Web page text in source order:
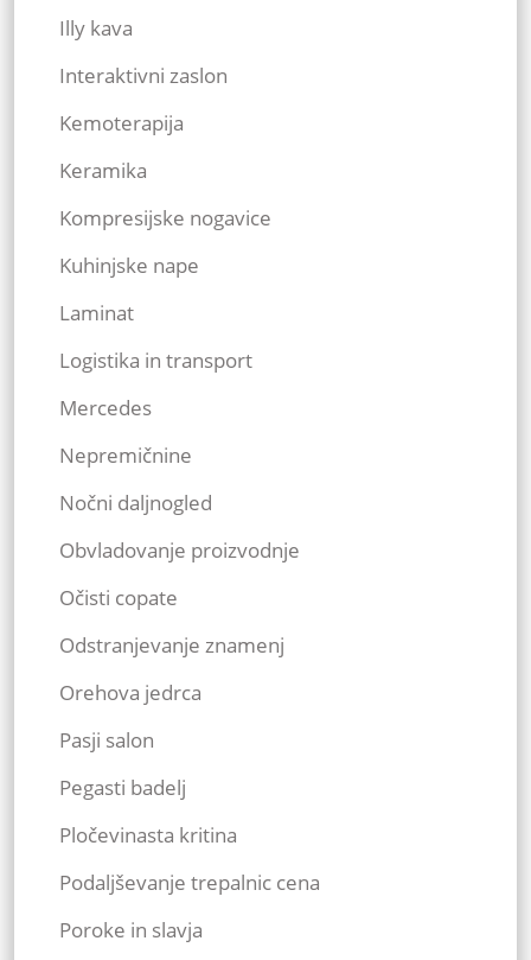
Illy kava
Interaktivni zaslon
Kemoterapija
Keramika
Kompresijske nogavice
Kuhinjske nape
Laminat
Logistika in transport
Mercedes
Nepremičnine
Nočni daljnogled
Obvladovanje proizvodnje
Očisti copate
Odstranjevanje znamenj
Orehova jedrca
Pasji salon
Pegasti badelj
Pločevinasta kritina
Podaljševanje trepalnic cena
Poroke in slavja